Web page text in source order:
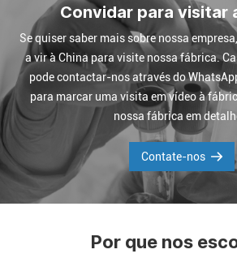
Convidar para visitar
Se quiser saber mais sobre nossa
a vir à China para visite nossa fábrica.
pode contactar-nos através do
para marcar uma visita em vídeo à
nossa fábrica em
Contate-nos
Por que nos